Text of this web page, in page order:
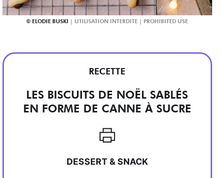
ELODIE BUSKI
RECETTE
LES BISCUITS DE NOËL SABLÉS
EN FORME DE CANNE À SUCRE
DESSERT & SNACK